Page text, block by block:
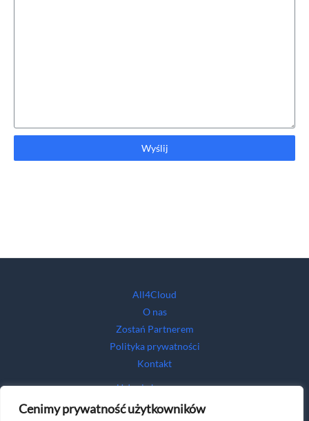
Cenimy prywatność użytkowników
Wyślij
All4Cloud
O nas
Zostań Partnerem
Polityka prywatności
Kontakt
Usługi chmurowe
Cyberbezpieczeństwo